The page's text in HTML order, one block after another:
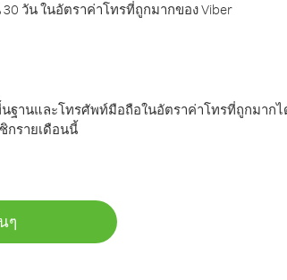
วัน ในอัตราค่าโทรที่ถูกมากของ Viber
ฐานและโทรศัพท์มือถือในอัตราค่าโทรที่ถูกมาก
กรายเดือนนี้
ๆ